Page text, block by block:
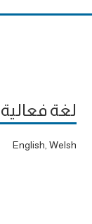
لغة فعالية
English, Welsh